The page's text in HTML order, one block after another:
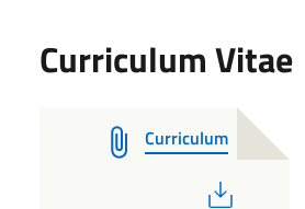
Curriculum Vitae
Curriculum